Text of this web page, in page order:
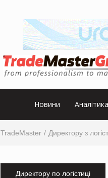
Новини Аналітика
TradeMaster Директору з
Директору по логістиці